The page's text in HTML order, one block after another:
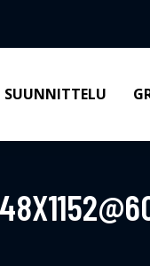
SUUNNITTELU